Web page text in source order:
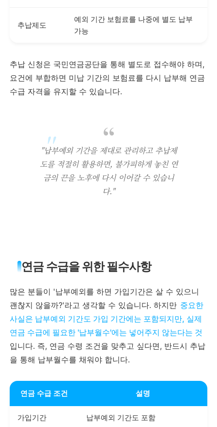
추납제도
예외 기간 보험료를 나중에 별도 납부
가능
추납 신청은 국민연금공단을 통해 별도로 접수해야 하며,
요건에 부합하면 미납 기간의 보험료를 다시 납부해 연금
수급 자격을 유지할 수 있습니다.
"납부예외 기간을 제대로 관리하고 추납제
도를 적절히 활용하면, 불가피하게 놓친 연
금의 끈을 노후에 다시 이어갈 수 있습니
다."
연금 수급을 위한 필수사항
많은 분들이 '납부예외를 하면 가입기간은 살 수 있으니
괜찮지 않을까?'라고 생각할 수 있습니다. 하지만 중요한
사실은 납부예외 기간도 가입 기간에는 포함되지만, 실제
연금 수급에 필요한 '납부월수'에는 넣어주지 않는다는 것
입니다. 즉, 연금 수령 조건을 맞추고 싶다면, 반드시 추납
을 통해 납부월수를 채워야 합니다.
연금 수급 조건 설명
가입기간 납부예외 기간도 포함